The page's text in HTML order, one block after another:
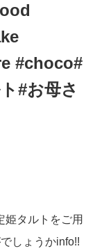
#choco#
#お母さ